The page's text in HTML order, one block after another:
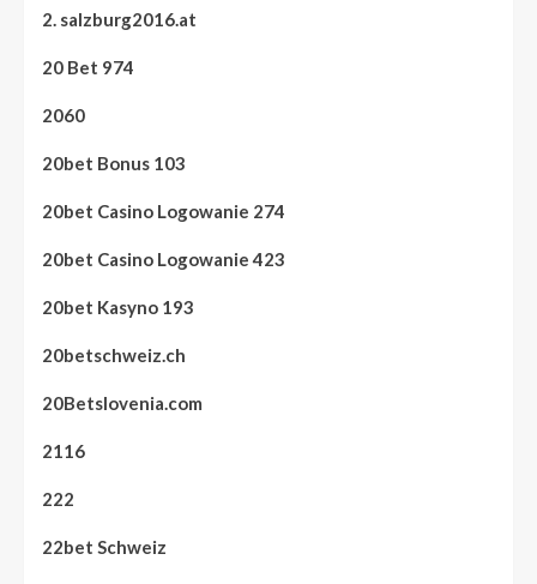
2. salzburg2016.at
20 Bet 974
2060
20bet Bonus 103
20bet Casino Logowanie 274
20bet Casino Logowanie 423
20bet Kasyno 193
20betschweiz.ch
20Betslovenia.com
2116
222
22bet Schweiz